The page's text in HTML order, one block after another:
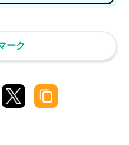
ーク